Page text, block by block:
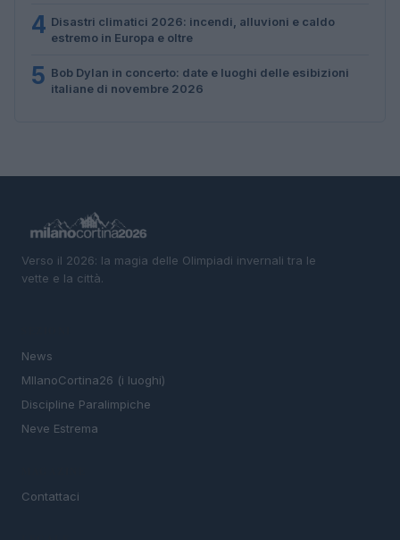
4 Disastri climatici 2026: incendi, alluvioni e caldo
estremo in Europa e oltre
5 Bob Dylan in concerto: date e luoghi delle esibizioni
italiane di novembre 2026
Verso il 2026: la magia delle Olimpiadi invernali tra le
vette e la città.
News
MIlanoCortina26 (i luoghi)
Discipline Paralimpiche
Neve Estrema
Contattaci